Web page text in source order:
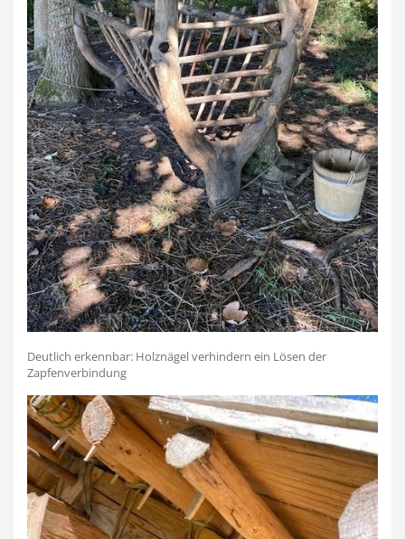
Deutlich erkennbar: Holznägel verhindern ein Lösen der
Zapfenverbindung